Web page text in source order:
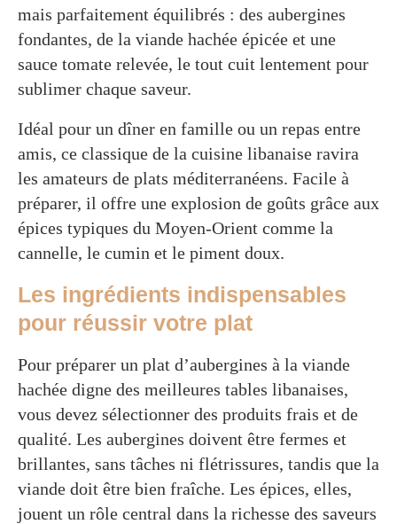
mais parfaitement équilibrés : des aubergines
fondantes, de la viande hachée épicée et une
sauce tomate relevée, le tout cuit lentement pour
sublimer chaque saveur.
Idéal pour un dîner en famille ou un repas entre
amis, ce classique de la cuisine libanaise ravira
les amateurs de plats méditerranéens. Facile à
préparer, il offre une explosion de goûts grâce aux
épices typiques du Moyen-Orient comme la
cannelle, le cumin et le piment doux.
Les ingrédients indispensables
pour réussir votre plat
Pour préparer un plat d’aubergines à la viande
hachée digne des meilleures tables libanaises,
vous devez sélectionner des produits frais et de
qualité. Les aubergines doivent être fermes et
brillantes, sans tâches ni flétrissures, tandis que la
viande doit être bien fraîche. Les épices, elles,
jouent un rôle central dans la richesse des saveurs